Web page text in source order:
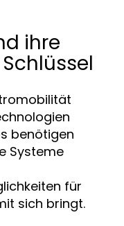
ihre
benötigen
Systeme
für
sich bringt.